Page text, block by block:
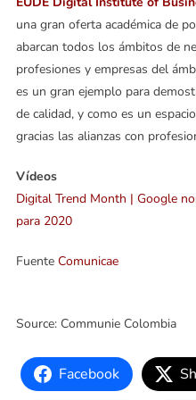
una gran oferta académica de
abarcan todos los ámbitos de
profesiones y empresas del
es un gran ejemplo para
de calidad, y como es un
gracias las alianzas con
Vídeos
Digital Trend Month | Google
para 2020
Fuente Comunicae
Source: Communie Colombia
Facebook